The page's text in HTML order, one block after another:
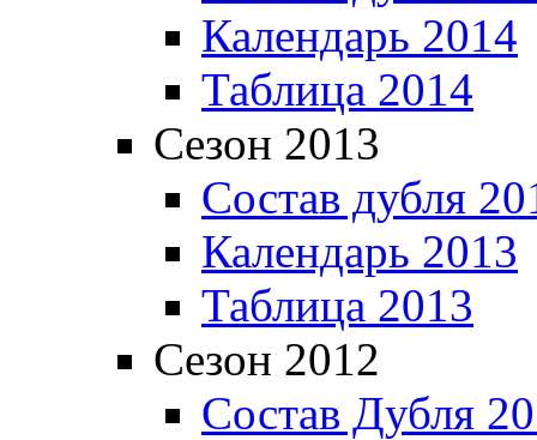
Календарь 2014
Таблица 2014
Сезон 2013
Состав дубля
Календарь 2013
Таблица 2013
Сезон 2012
Состав Дубля